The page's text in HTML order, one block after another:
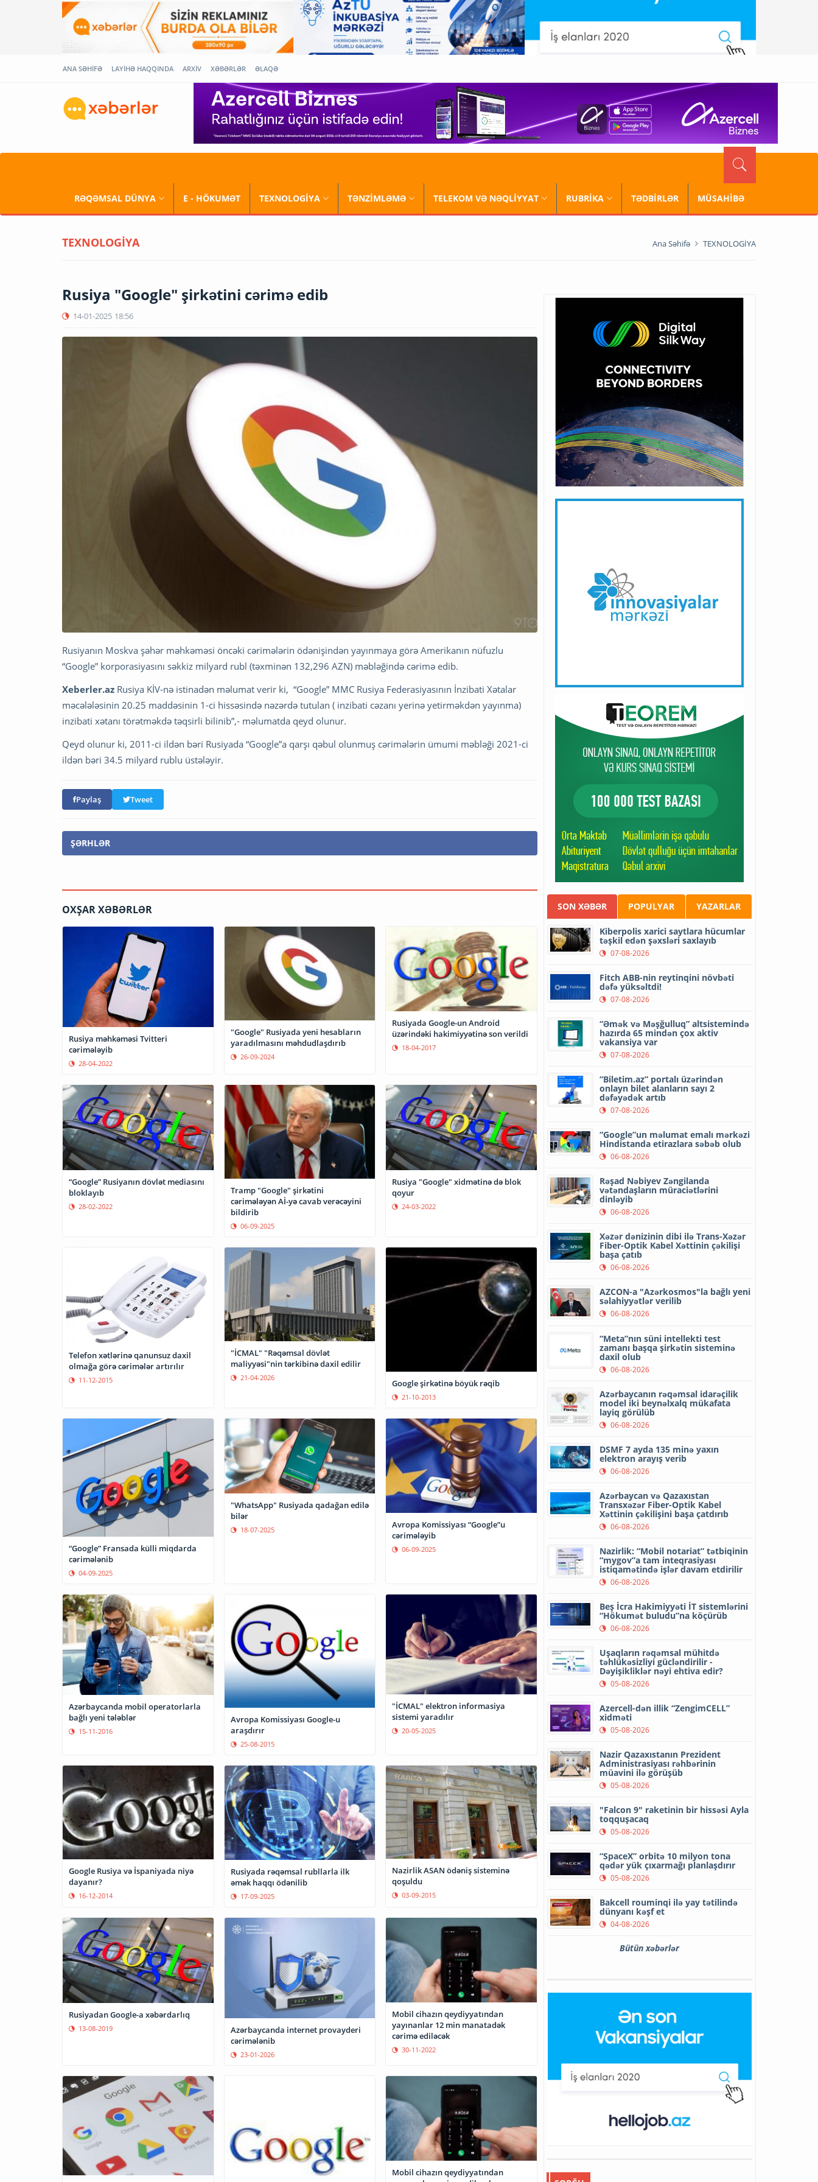
ANA SƏHİFƏ LAYİHƏ HAQQINDA ARXİV XƏBƏRLƏR ƏLAQƏ
RƏQƏMSAL DÜNYA E - HÖKUMƏT TEXNOLOGİYA TƏNZİMLƏMƏ TELEKOM VƏ NƏQLİYYAT RUBRİKA TƏDBİRLƏR MÜSAHİBƏ
TEXNOLOGİYA Ana Səhifə TEXNOLOGİYA
Rusiya "Google" şirkətini cərimə edib
14-01-2025 18:56
Rusiyanın Moskva şəhər məhkəməsi öncəki cərimələrin ödənişindən yayınmaya görə Amerikanın nüfuzlu
“Google” korporasiyasını səkkiz milyard rubl (təxminən 132,296 AZN) məbləğində cərimə edib.
Xeberler.az Rusiya KİV-nə istinadən məlumat verir ki, “Google” MMC Rusiya Federasiyasının İnzibati Xətalar
məcələləsinin 20.25 maddəsinin 1-ci hissəsində nəzərdə tutulan ( inzibati cəzanı yerinə yetirməkdən yayınma)
inzibati xətanı törətməkdə təqsirli bilinib”,- məlumatda qeyd olunur.
Qeyd olunur ki, 2011-ci ildən bəri Rusiyada “Google”a qarşı qəbul olunmuş cərimələrin ümumi məbləği 2021-ci
ildən bəri 34.5 milyard rublu üstələyir.
Paylaş Tweet
ŞƏRHLƏR
OXŞAR XƏBƏRLƏR
Rusiya məhkəməsi Tvitteri
cərimələyib
28-04-2022
"Google" Rusiyada yeni hesabların
yaradılmasını məhdudlaşdırıb
26-09-2024
Rusiyada Google-un Android
üzərindəki hakimiyyətinə son verildi
18-04-2017
“Google” Rusiyanın dövlət mediasını
bloklayıb
28-02-2022
Tramp "Google" şirkətini
cərimələyən Aİ-yə cavab verəcəyini
bildirib
06-09-2025
Rusiya "Google" xidmətinə də blok
qoyur
24-03-2022
Telefon xətlərinə qanunsuz daxil
olmağa görə cərimələr artırılır
11-12-2015
"İCMAL" "Rəqəmsal dövlət
maliyyəsi"nin tərkibinə daxil edilir
21-04-2026 Google şirkətinə böyük rəqib
21-10-2013
“Google” Fransada külli miqdarda
cərimələnib
04-09-2025
"WhatsApp" Rusiyada qadağan edilə
bilər
18-07-2025
Avropa Komissiyası “Google”u
cərimələyib
06-09-2025
Azərbaycanda mobil operatorlarla
bağlı yeni tələblər
15-11-2016
Avropa Komissiyası Google-u
araşdırır
25-08-2015
"İCMAL" elektron informasiya
sistemi yaradılır
20-05-2025
Google Rusiya və İspaniyada niyə
dayanır?
16-12-2014
Rusiyada rəqəmsal rubllarla ilk
əmək haqqı ödənilib
17-09-2025
Nazirlik ASAN ödəniş sisteminə
qoşuldu
03-09-2015
Rusiyadan Google-a xəbərdarlıq
13-08-2019
Azərbaycanda internet provayderi
cərimələnib
23-01-2026
Mobil cihazın qeydiyyatından
yayınanlar 12 min manatadək
cərimə ediləcək
30-11-2022
Mobil cihazın qeydiyyatından
SON XƏBƏR POPULYAR YAZARLAR
Kiberpolis xarici saytlara hücumlar
təşkil edən şəxsləri saxlayıb
07-08-2026
Fitch ABB-nin reytinqini növbəti
dəfə yüksəltdi!
07-08-2026
“Əmək və Məşğulluq” altsistemində
hazırda 65 mindən çox aktiv
vakansiya var
07-08-2026
“Biletim.az” portalı üzərindən
onlayn bilet alanların sayı 2
dəfəyədək artıb
07-08-2026
“Google”un məlumat emalı mərkəzi
Hindistanda etirazlara səbəb olub
06-08-2026
Rəşad Nəbiyev Zəngilanda
vətəndaşların müraciətlərini
dinləyib
06-08-2026
Xəzər dənizinin dibi ilə Trans-Xəzər
Fiber-Optik Kabel Xəttinin çəkilişi
başa çatıb
06-08-2026
AZCON-a "Azərkosmos"la bağlı yeni
səlahiyyətlər verilib
06-08-2026
“Meta”nın süni intellekti test
zamanı başqa şirkətin sisteminə
daxil olub
06-08-2026
Azərbaycanın rəqəmsal idarəçilik
model iki beynəlxalq mükafata
layiq görülüb
06-08-2026
DSMF 7 ayda 135 minə yaxın
elektron arayış verib
06-08-2026
Azərbaycan və Qazaxıstan
Transxəzər Fiber-Optik Kabel
Xəttinin çəkilişini başa çatdırıb
06-08-2026
Nazirlik: “Mobil notariat” tətbiqinin
“mygov”a tam inteqrasiyası
istiqamətində işlər davam etdirilir
06-08-2026
Beş İcra Hakimiyyəti İT sistemlərini
“Hökumət buludu”na köçürüb
06-08-2026
Uşaqların rəqəmsal mühitdə
təhlükəsizliyi gücləndirilir -
Dəyişikliklər nəyi ehtiva edir?
05-08-2026
Azercell-dən illik “ZengimCELL”
xidməti
05-08-2026
Nazir Qazaxıstanın Prezident
Administrasiyası rəhbərinin
müavini ilə görüşüb
05-08-2026
"Falcon 9" raketinin bir hissəsi Ayla
toqquşacaq
05-08-2026
“SpaceX” orbitə 10 milyon tona
qədər yük çıxarmağı planlaşdırır
05-08-2026
Bakcell rouminqi ilə yay tətilində
dünyanı kəşf et
04-08-2026
Bütün xəbərlər